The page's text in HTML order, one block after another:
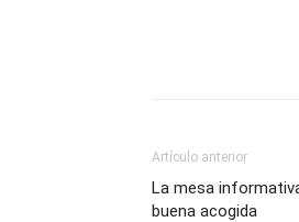
Artículo anterior
La mesa
buena acogida